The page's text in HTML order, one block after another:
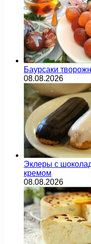
Баурсаки
08.08.2026
Эклеры с
кремом
08.08.2026